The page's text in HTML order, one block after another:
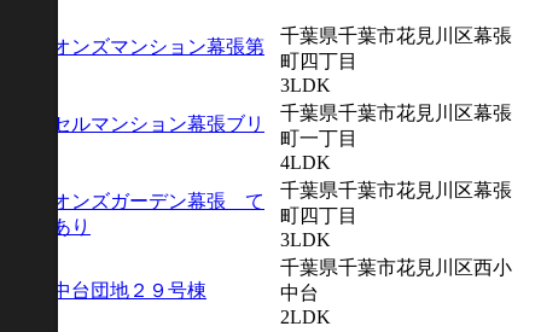
ライオンズマンション幕張第
千葉県千葉市花見川区幕張
町四丁目
3LDK
レクセルマンション幕張ブリ
千葉県千葉市花見川区幕張
町一丁目
4LDK
ライオンズガーデン幕張 て
２ぱあり
千葉県千葉市花見川区幕張
町四丁目
3LDK
西小中台団地２９号棟
千葉県千葉市花見川区西小
中台
2LDK